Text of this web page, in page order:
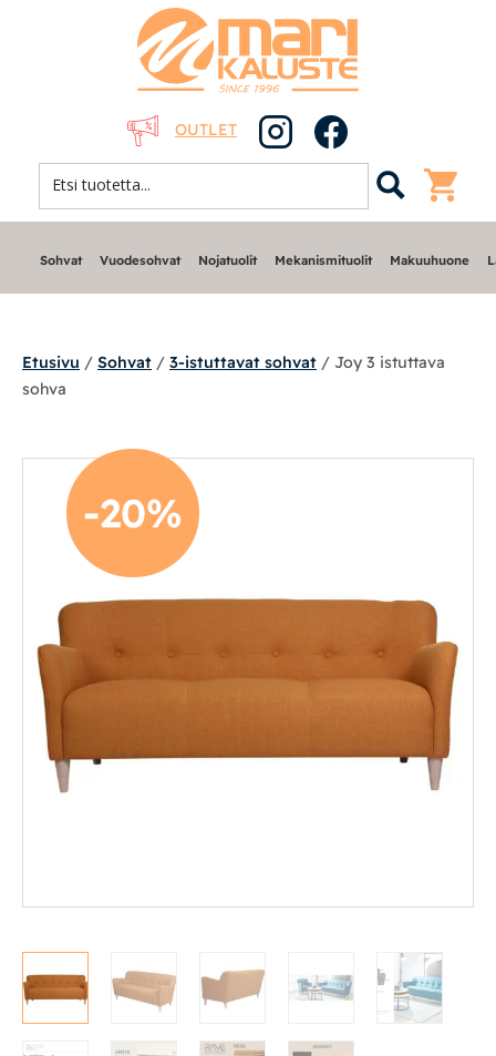
OUTLET
Nojatuolit
Mekanismituolit
Makuuhuone
Pöydät ja tuolit
Työpöydät ja työtuolit
Ulkokalusteet
Valaisimet
Vuodesohvat
Sohvat Vuodesohvat Nojatuolit Mekanismituolit Makuuhuone
Etusivu / Sohvat / 3-istuttavat sohvat / Joy 3 istuttava
sohva
-20%